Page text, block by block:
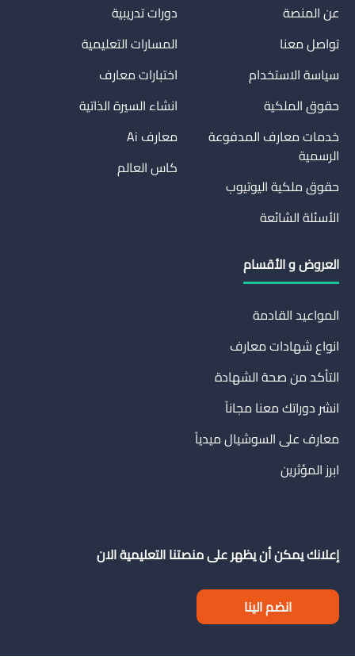
عن المنصة
تواصل معنا
سياسة الاستخدام
حقوق الملكية
خدمات معارف المدفوعة
الرسمية
حقوق ملكية اليوتيوب
الأسئلة الشائعة
دورات تدريبية
المسارات التعليمية
اختبارات معارف
انشاء السيرة الذاتية
معارف Ai
كاس العالم
العروض و الأقسام
المواعيد القادمة
انواع شهادات معارف
التأكد من صحة الشهادة
انشر دوراتك معنا مجاناً
معارف على السوشيال ميدياً
ابرز المؤثرين
إعلانك يمكن أن يظهر على منصتنا التعليمية الان
انضم الينا